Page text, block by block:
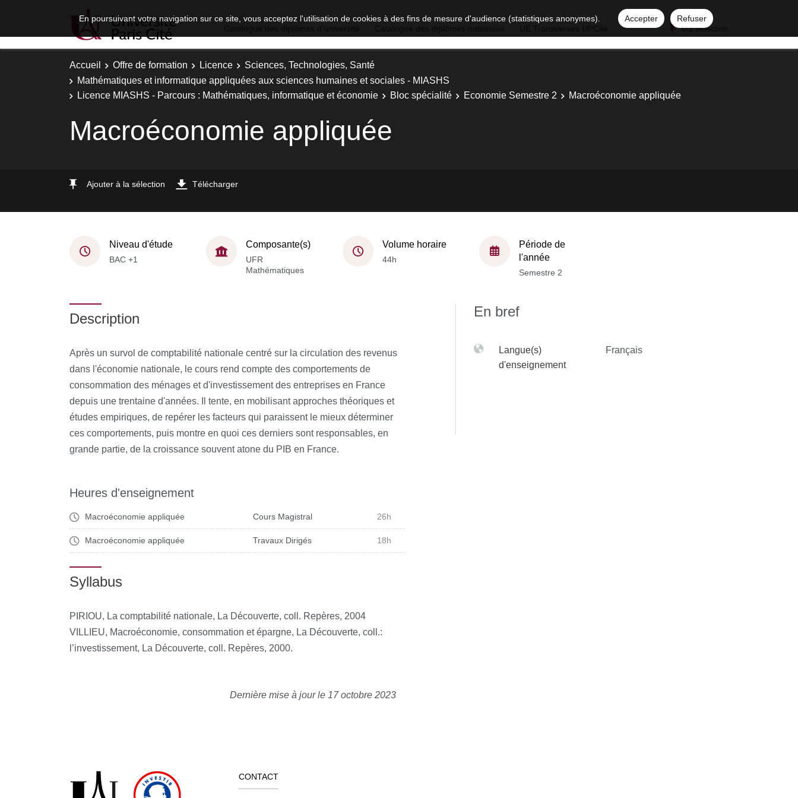
En poursuivant votre navigation sur ce site, vous acceptez l'utilisation de cookies à des fins de mesure d'audience (statistiques anonymes). Accepter
Refuser
Ma sélection
Accueil Offre de formation Licence
Sciences, Technologies, Santé
Mathématiques et informatique appliquées aux sciences humaines et sociales - MIASHS
Licence MIASHS - Parcours : Mathématiques, informatique et économie
Bloc spécialité Economie Semestre 2 Macroéconomie appliquée
Macroéconomie appliquée
Ajouter à la sélection Télécharger
Niveau d'étude
BAC +1
Composante(s)
UFR
Mathématiques
Volume horaire
44h
Période de
l'année
Semestre 2
Description
Après un survol de comptabilité nationale centré sur la circulation des revenus
dans l'économie nationale, le cours rend compte des comportements de
consommation des ménages et d'investissement des entreprises en France
depuis une trentaine d'années. Il tente, en mobilisant approches théoriques et
études empiriques, de repérer les facteurs qui paraissent le mieux déterminer
ces comportements, puis montre en quoi ces derniers sont responsables, en
grande partie, de la croissance souvent atone du PIB en France.
Heures d'enseignement
Macroéconomie appliquée Cours Magistral 26h
Macroéconomie appliquée Travaux Dirigés 18h
Syllabus
PIRIOU, La comptabilité nationale, La Découverte, coll. Repères, 2004
VILLIEU, Macroéconomie, consommation et épargne, La Découverte, coll.:
l’investissement, La Découverte, coll. Repères, 2000.
Dernière mise à jour le 17 octobre 2023
En bref
Langue(s)
d'enseignement
Français
CONTACT